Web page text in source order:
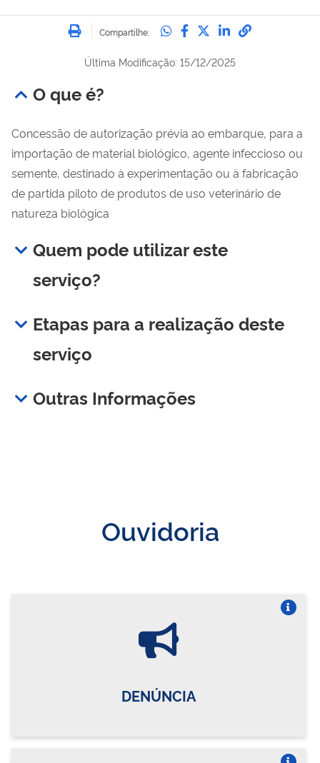
Imprimir
Compartilhe: Compartilhe no
Compartilhe no
Compartilhe no
Compartilhe
Última Modificação: 15/12/2025
O que é?
Concessão de autorização prévia ao embarque, para a
importação de material biológico, agente infeccioso ou
semente, destinado à experimentação ou à fabricação
de partida piloto de produtos de uso veterinário de
natureza biológica
Quem pode utilizar este
serviço?
Etapas para a realização deste
serviço
Outras Informações
Ouvidoria
DENÚNCIA